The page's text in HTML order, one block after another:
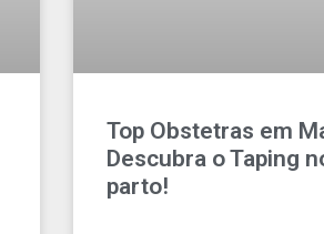
Top Obstetras em
Descubra o Taping
parto!